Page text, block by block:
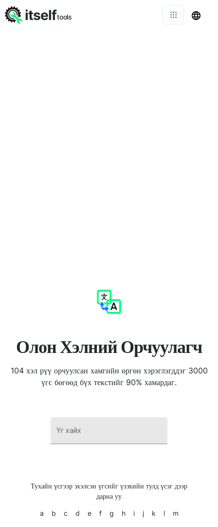
Олон Хэлний Орчуулагч
104 хэл рүү орчуулсан хамгийн өргөн хэрэглэгддэг 3000
үгс бөгөөд бүх текстийг 90% хамардаг.
Үг хайх
Тухайн үсгээр эхэлсэн үгсийг үзэхийн тулд үсэг дээр
дарна уу
a b c d e f g h i j k l m
itselftools